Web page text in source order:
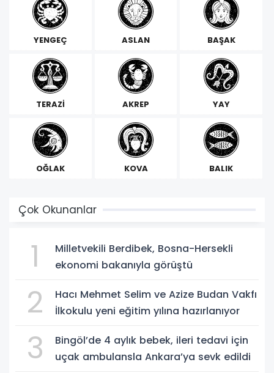
YENGEÇ ASLAN BAŞAK
TERAZİ AKREP YAY
OĞLAK KOVA BALIK
Çok Okunanlar
1
Milletvekili Berdibek, Bosna-Hersekli
ekonomi bakanıyla görüştü
2
Hacı Mehmet Selim ve Azize Budan Vakfı
İlkokulu yeni eğitim yılına hazırlanıyor
3
Bingöl’de 4 aylık bebek, ileri tedavi için
uçak ambulansla Ankara’ya sevk edildi